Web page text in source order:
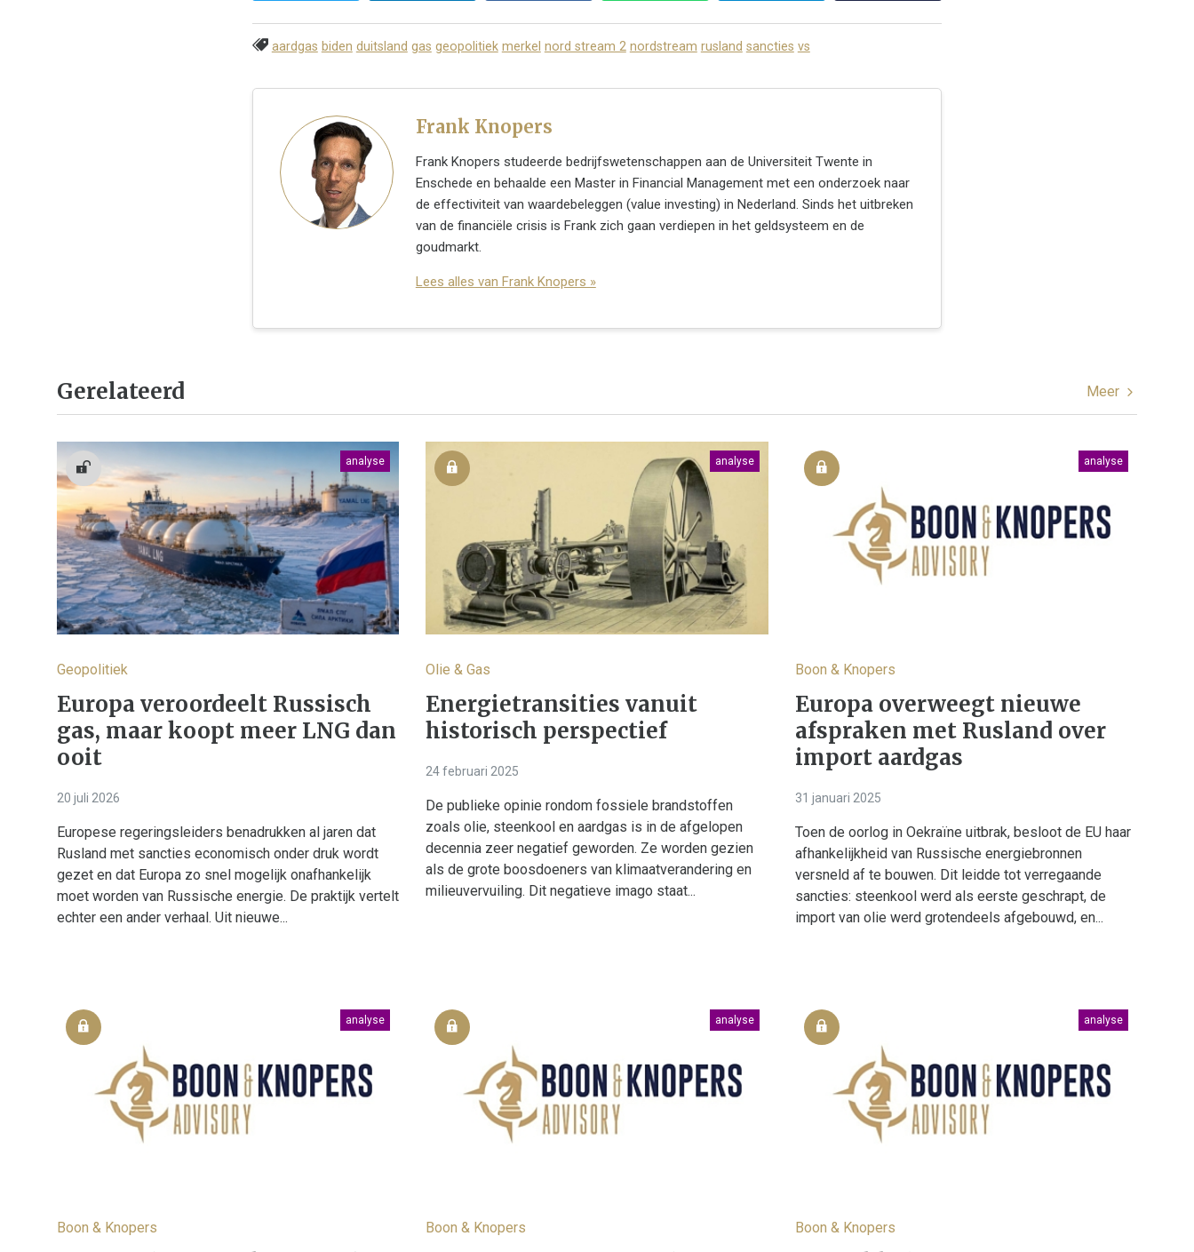
aardgas biden duitsland gas geopolitiek merkel nord stream 2 nordstream rusland sancties vs
Frank Knopers
Frank Knopers studeerde bedrijfswetenschappen aan de Universiteit Twente in
Enschede en behaalde een Master in Financial Management met een onderzoek naar
de effectiviteit van waardebeleggen (value investing) in Nederland. Sinds het uitbreken
van de financiële crisis is Frank zich gaan verdiepen in het geldsysteem en de
goudmarkt.
Lees alles van Frank Knopers »
Gerelateerd Meer
analyse
Geopolitiek
Europa veroordeelt Russisch
gas, maar koopt meer LNG dan
ooit
20 juli 2026
Europese regeringsleiders benadrukken al jaren dat
Rusland met sancties economisch onder druk wordt
gezet en dat Europa zo snel mogelijk onafhankelijk
moet worden van Russische energie. De praktijk vertelt
echter een ander verhaal. Uit nieuwe...
analyse
Olie & Gas
Energietransities vanuit
historisch perspectief
24 februari 2025
De publieke opinie rondom fossiele brandstoffen
zoals olie, steenkool en aardgas is in de afgelopen
decennia zeer negatief geworden. Ze worden gezien
als de grote boosdoeners van klimaatverandering en
milieuvervuiling. Dit negatieve imago staat...
analyse
Boon & Knopers
Europa overweegt nieuwe
afspraken met Rusland over
import aardgas
31 januari 2025
Toen de oorlog in Oekraïne uitbrak, besloot de EU haar
afhankelijkheid van Russische energiebronnen
versneld af te bouwen. Dit leidde tot verregaande
sancties: steenkool werd als eerste geschrapt, de
import van olie werd grotendeels afgebouwd, en...
analyse
Boon & Knopers
analyse
Boon & Knopers
analyse
Boon & Knopers